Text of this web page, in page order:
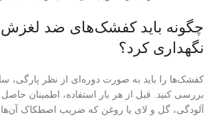
چگونه باید کفشک‌های ضد لغزش
نگهداری کرد؟
کفشک‌ها را باید به صورت دوره‌ای از نظر پارگی،
بررسی کنید. قبل از هر بار استفاده، اطمینان
آلودگی، گل و لای یا روغن که ضریب اصطکاک